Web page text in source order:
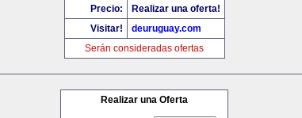
Precio:
Realizar una oferta!
Visitar!
deuruguay.com
Serán consideradas ofertas
Realizar una Oferta